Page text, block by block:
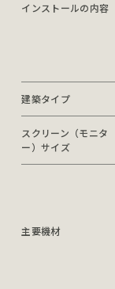
インストールの内容
建築タイプ
スクリーン（モニタ
ー）サイズ
主要機材